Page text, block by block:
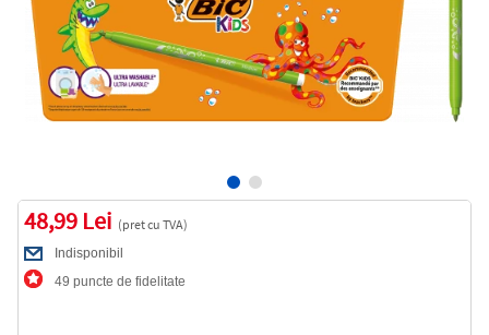
48,99 Lei (pret cu TVA)
Indisponibil
49 puncte de fidelitate